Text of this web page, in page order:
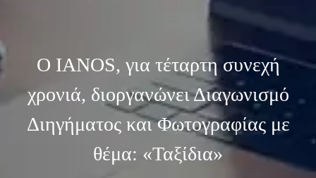
Ο IANOS, για τέταρτη συνεχή
χρονιά, διοργανώνει Διαγωνισμό
Διηγήματος και Φωτογραφίας με
θέμα: «Ταξίδια»